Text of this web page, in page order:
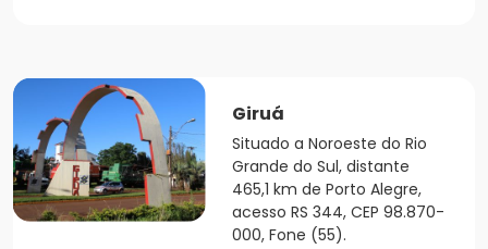
Giruá
Situado a Noroeste do Rio
Grande do Sul, distante
465,1 km de Porto Alegre,
acesso RS 344, CEP 98.870-
000, Fone (55).